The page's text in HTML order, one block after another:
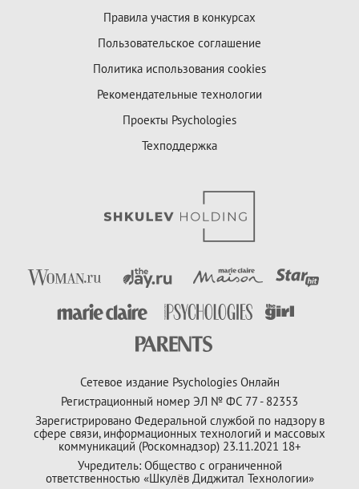
Правила участия в конкурсах
Пользовательское соглашение
Политика использования cookies
Рекомендательные технологии
Проекты Psychologies
Техподдержка
Сетевое издание Psychologies Онлайн
Регистрационный номер ЭЛ № ФС 77 - 82353
Зарегистрировано Федеральной службой по надзору в
сфере связи, информационных технологий и массовых
коммуникаций (Роскомнадзор) 23.11.2021 18+
Учредитель: Общество с ограниченной
ответственностью «Шкулёв Диджитал Технологии»